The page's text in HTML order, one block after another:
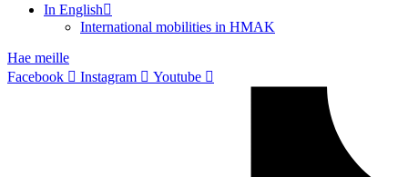
In English
International mobilities in HMAK
Hae meille
Facebook
Instagram Youtube